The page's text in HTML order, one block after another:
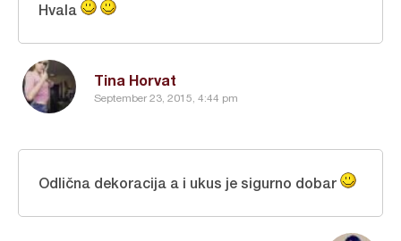
Tina Horvat
September 23, 2015, 4:44 pm
Hvala
Odlična dekoracija a i ukus je sigurno dobar